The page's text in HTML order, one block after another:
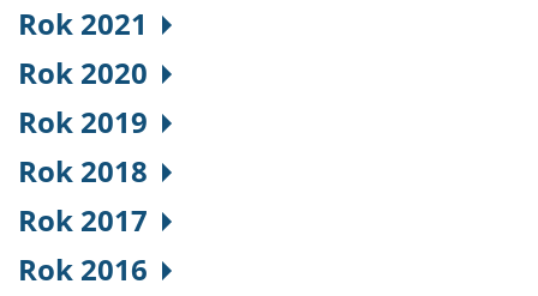
Rok 2021
Rok 2020
Rok 2019
Rok 2018
Rok 2017
Rok 2016